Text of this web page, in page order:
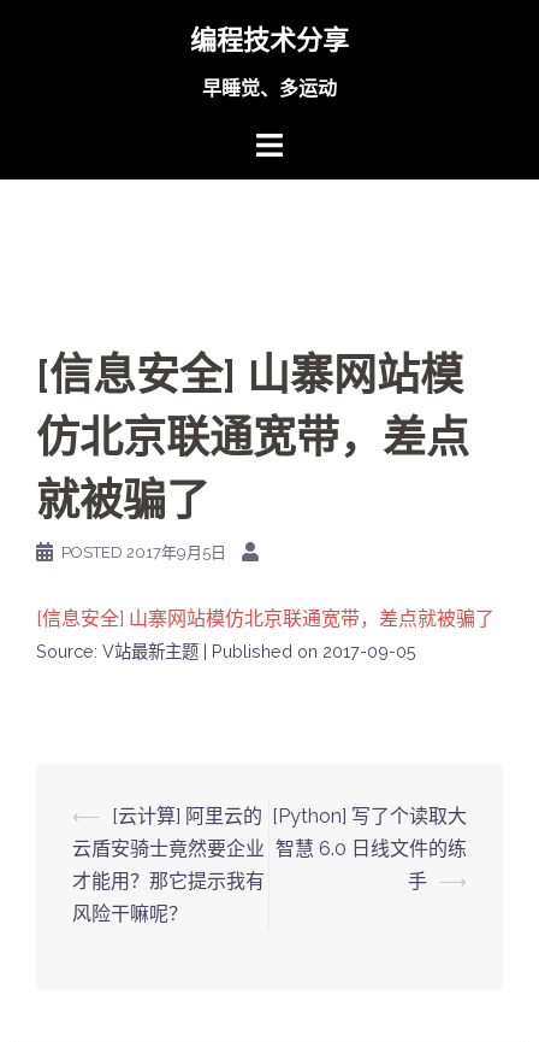
编程技术分享
早睡觉、多运动
[信息安全] 山寨网站模
仿北京联通宽带，差点
就被骗了
POSTED 2017年9月5日
[信息安全] 山寨网站模仿北京联通宽带，差点就被骗了
Source: V站最新主题 Published on 2017-09-05
Post
navigation
⟵
[云计算] 阿里云的
云盾安骑士竟然要企业
才能用？那它提示我有
风险干嘛呢？
[Python] 写了个读取大
智慧 6.0 日线文件的练
手 ⟶